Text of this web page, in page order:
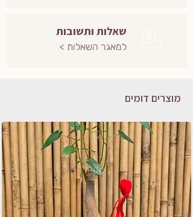
שאלות ותשובות
למאגר השאלות >
מוצרים דומים